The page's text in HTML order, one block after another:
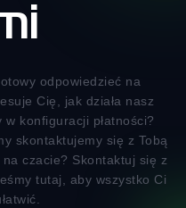
odpowiedzieć na
Cię, jak działa nasz
konfiguracji płatności?
skontaktujemy się z Tobą
czacie? Skontaktuj się z
tutaj, aby wszystko Ci